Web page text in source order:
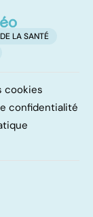
LA SANTÉ
cookies
confidentialité